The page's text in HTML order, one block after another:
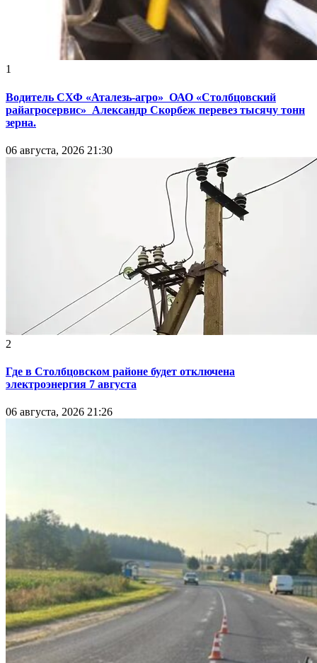
1
Водитель СХФ «Аталезь-агро» ОАО «Столбцовский
райагросервис» Александр Скорбеж перевез тысячу тонн
зерна.
06 августа, 2026 21:30
2
Где в Столбцовском районе будет отключена
электроэнергия 7 августа
06 августа, 2026 21:26